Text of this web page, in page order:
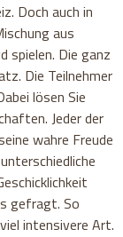
Doch auch in
aus
spielen. Die ganz
Die Teilnehmer
lösen Sie
Jeder der
wahre Freude
gefragt. So
intensivere Art.